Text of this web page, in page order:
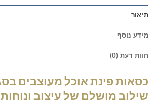
תיאור
מידע נוסף
חוות דעת (0)
שילוב מושלם של עיצוב ונוחות